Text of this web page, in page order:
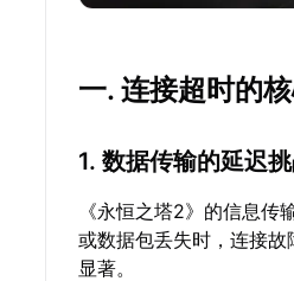
一. 连接超时的
1. 数据传输的延迟
《永恒之塔2》的信息
或数据包丢失时，连接
显著。